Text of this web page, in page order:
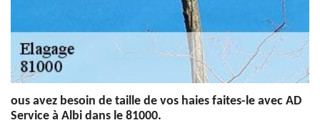
ous avez besoin de taille de vos haies faites-le avec AD
Service à Albi dans le 81000.